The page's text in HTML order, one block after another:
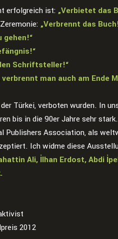
erfolgreich ist: „Verbietet das
„Verbrennt das
gehen!“
Schriftsteller!“
man auch am Ende
Türkei, verboten wurden. In
bis in die 90er Jahre sehr
Association, als
Ich widme diese
Ali, İlhan Erdost, Abdi
2012